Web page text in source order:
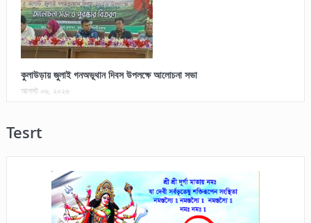
কুলাউড়ায় জুলাই গনঅভূথান দিবস উপলক্ষে আলোচনা সভা
আগস্ট ০৬, ২০২৬
Tesrt